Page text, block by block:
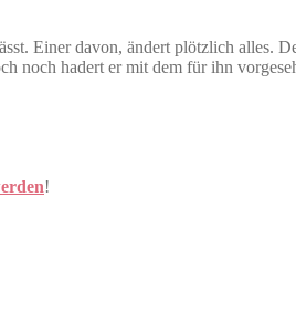
Einer davon, ändert plötzlich alles.
noch hadert er mit dem für ihn
!